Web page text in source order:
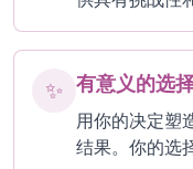
✨ 有意义的选
用你的决定塑
结果。你的选